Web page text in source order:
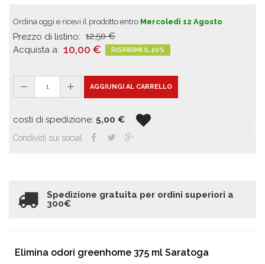
Ordina oggi e ricevi il prodotto entro Mercoledì 12 Agosto
Prezzo di listino: 12,50€
Acquista a: 10,00 € RISPARMI IL 20%
1 AGGIUNGI AL CARRELLO
costi di spedizione: 5,00 €
Condividi sui social
Spedizione gratuita per ordini superiori a
300€
Elimina odori greenhome 375 ml Saratoga